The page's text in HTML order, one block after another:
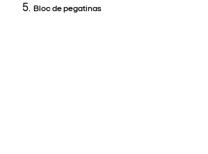
Bloc de pegatinas